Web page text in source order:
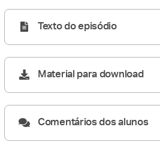
Texto do episódio
Material para download
Comentários dos alunos